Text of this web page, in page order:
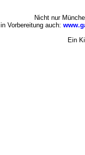
Nicht nur
in Vorbereitung auch:
Ein